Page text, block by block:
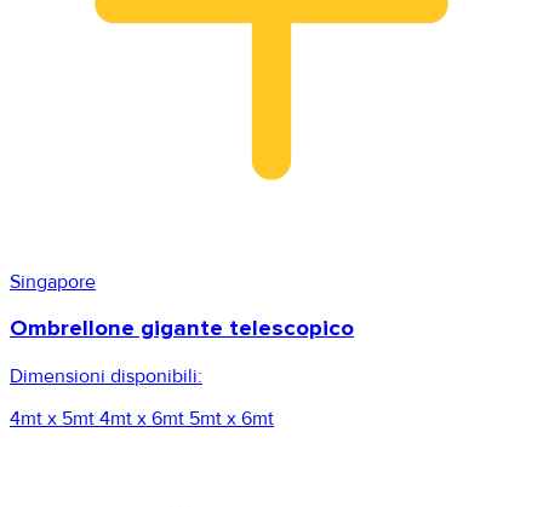
Singapore
Ombrellone gigante telescopico
Dimensioni disponibili:
4mt x 5mt 4mt x 6mt 5mt x 6mt